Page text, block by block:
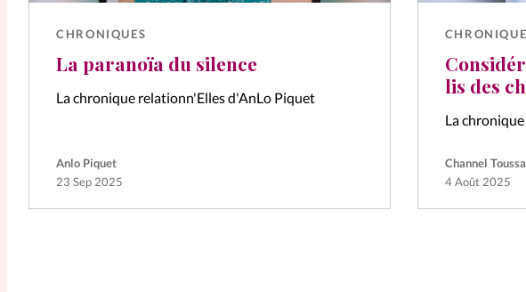
CHRONIQUES
La paranoïa du silence
La chronique relationn'Elles d'AnLo Piquet
Anlo Piquet
23 Sep 2025
lis des
La
Channel
4 Août 2025